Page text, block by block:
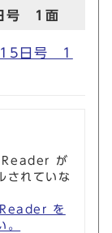
号 1面
15日号 1
Reader が
されていな
を
。